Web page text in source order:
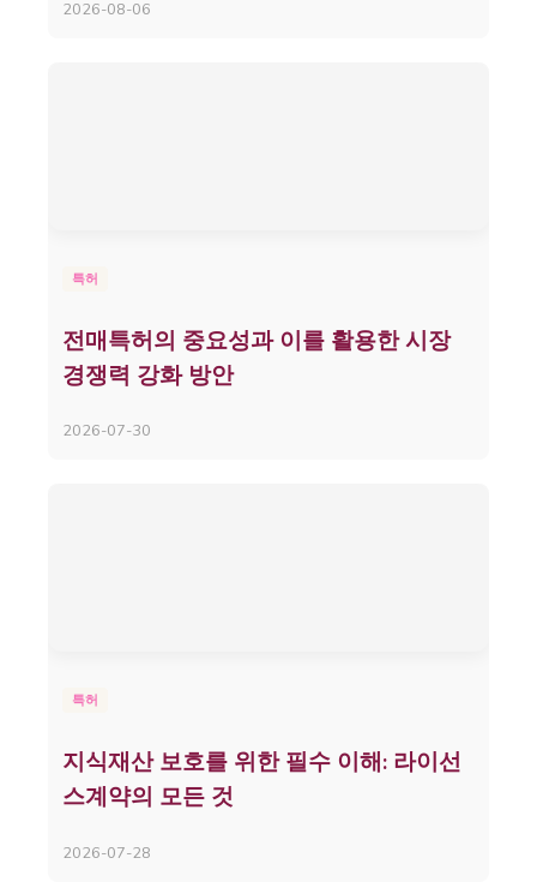
2026-08-06
특허
전매특허의 중요성과 이를 활용한 시장
경쟁력 강화 방안
2026-07-30
특허
지식재산 보호를 위한 필수 이해: 라이선
스계약의 모든 것
2026-07-28